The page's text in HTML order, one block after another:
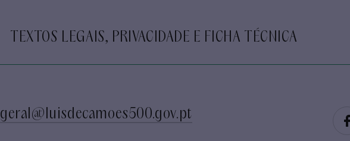
TEXTOS LEGAIS, PRIVACIDADE E FICHA TÉCNICA
geral@luisdecamoes500.gov.pt